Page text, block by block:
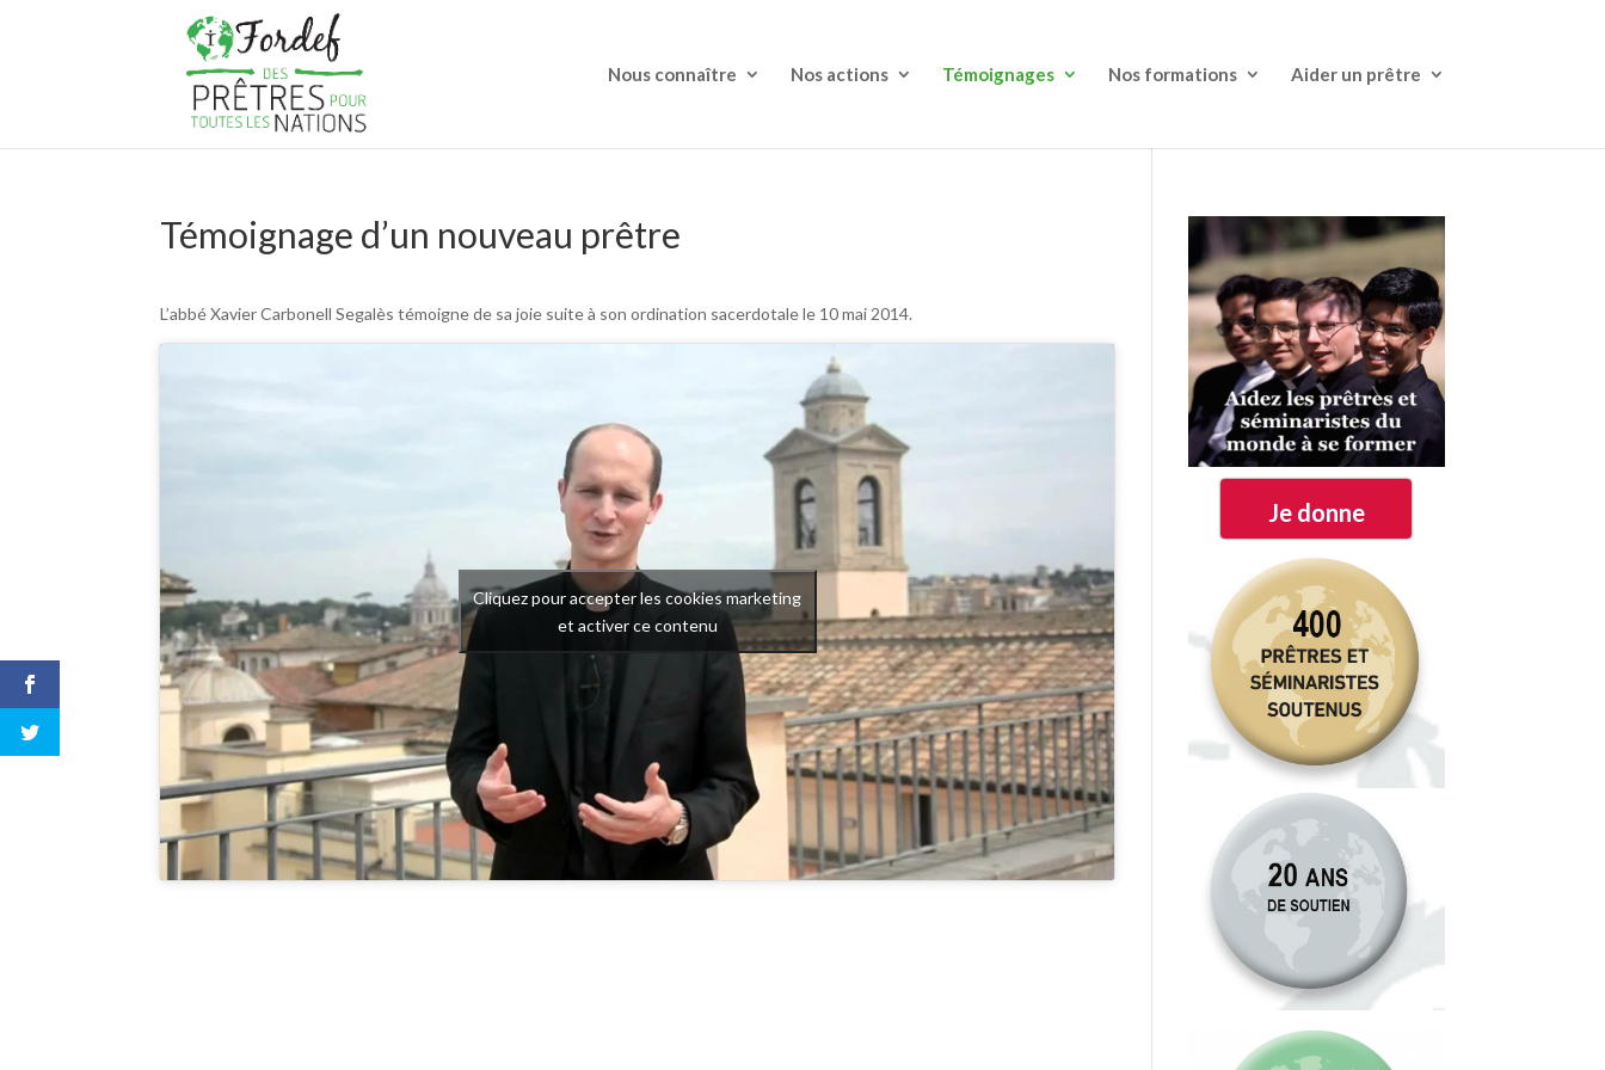
Nous connaître Nos actions Témoignages Nos formations Aider un prêtre
Témoignage d’un nouveau prêtre
L’abbé Xavier Carbonell Segalès témoigne de sa joie suite à son ordination sacerdotale le 10 mai 2014.
Cliquez pour accepter les cookies marketing
et activer ce contenu
Je donne